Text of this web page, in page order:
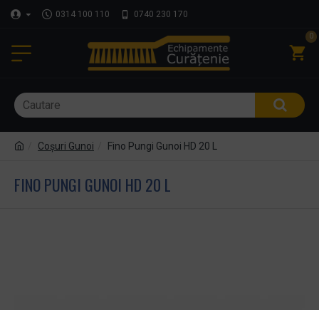
0314 100 110 0740 230 170
0
Coşuri Gunoi Fino Pungi Gunoi HD 20 L
FINO PUNGI GUNOI HD 20 L